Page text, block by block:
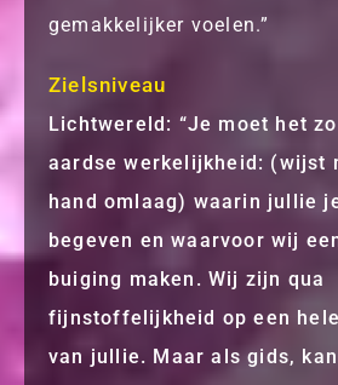
gemakkelijker voelen.”
Zielsniveau
Lichtwereld: “Je moet het
aardse werkelijkheid: (wijst
hand omlaag) waarin jullie
begeven en waarvoor wij
buiging maken. Wij zijn qua
fijnstoffelijkheid op een
van jullie. Maar als gids,